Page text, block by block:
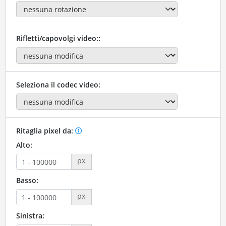
Rifletti/capovolgi video::
Seleziona il codec video:
Ritaglia pixel da:
Alto:
px
Basso:
px
Sinistra: